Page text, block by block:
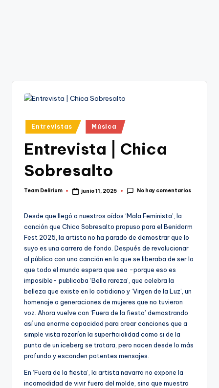
Publicado
en
Entrevistas Música
Entrevista | Chica
Sobresalto
Publicado
Team Delirium junio 11, 2025 No hay comentarios
Desde que llegó a nuestros oídos ‘Mala Feminista’, la
canción que Chica Sobresalto propuso para el Benidorm
Fest 2025, la artista no ha parado de demostrar que lo
suyo es una carrera de fondo. Después de revolucionar
al público con una canción en la que se liberaba de ser lo
que todo el mundo espera que sea -porque eso es
imposible- publicaba ‘Bella rareza’, que celebra la
belleza que existe en lo cotidiano y ‘Virgen de la Luz’, un
homenaje a generaciones de mujeres que no tuvieron
voz. Ahora vuelve con ‘Fuera de la fiesta’ demostrando
así una enorme capacidad para crear canciones que a
simple vista rozarían la superficialidad como si de la
punta de un iceberg se tratara, pero nacen desde lo más
profundo y esconden potentes mensajes.
En ‘Fuera de la fiesta’, la artista navarra no expone la
incomodidad de vivir fuera del molde, sino que muestra